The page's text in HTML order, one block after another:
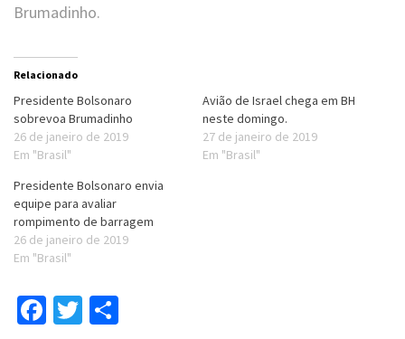
Brumadinho.
Relacionado
Presidente Bolsonaro
sobrevoa Brumadinho
26 de janeiro de 2019
Em "Brasil"
Avião de Israel chega em BH
neste domingo.
27 de janeiro de 2019
Em "Brasil"
Presidente Bolsonaro envia
equipe para avaliar
rompimento de barragem
26 de janeiro de 2019
Em "Brasil"
Facebook
Twitter